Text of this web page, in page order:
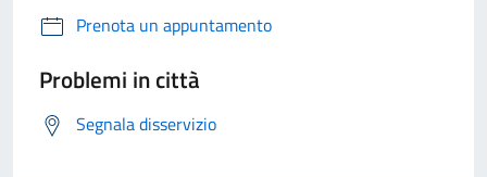
Prenota un appuntamento
Problemi in città
Segnala disservizio